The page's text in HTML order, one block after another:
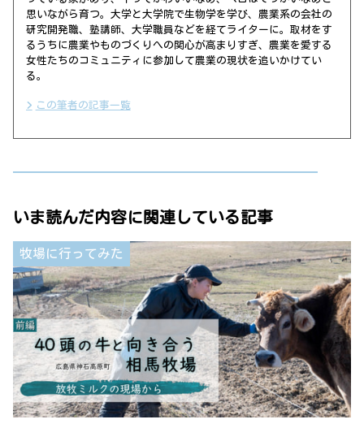
思いながら育つ。大学と大学院で生物学を学び、農業系の会社の
研究開発職、塾講師、大学職員などを経てライターに。取材をす
るうちに農業やものづくりへの関心が高まりすぎ、農業を愛する
女性たちのコミュニティに参加して農業の現状を追いかけてい
る。
この筆者の記事一覧
いま読んだ内容に関連している記事
牧場に行ってみた